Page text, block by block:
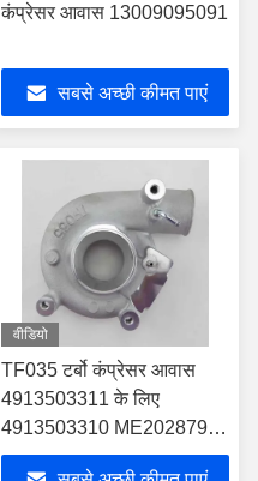
कंप्रेसर आवास 13009095091
सबसे अच्छी कीमत पाएं
वीडियो
TF035 टर्बो कंप्रेसर आवास
4913503311 के लिए
4913503310 ME202879
4913503300